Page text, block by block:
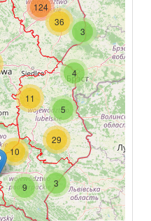
11
29
3
9
10
5
4
36
3
124